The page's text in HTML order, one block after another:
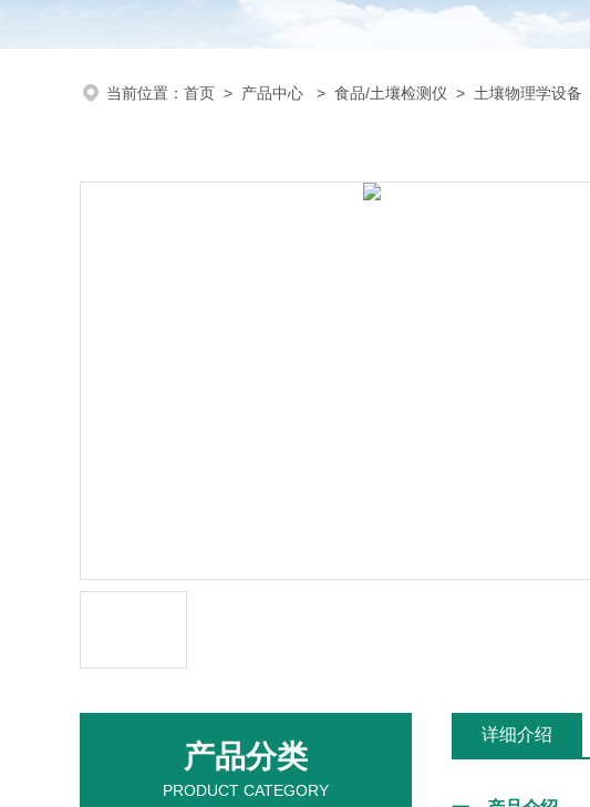
当前位置： 首页 > 产品中心 > 食品/土壤检测仪 > 土壤物理学设备
产品分类
PRODUCT CATEGORY
详细介绍